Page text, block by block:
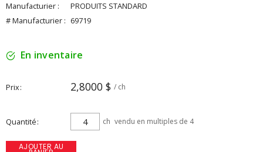
Manufacturier :
PRODUITS STANDARD
# Manufacturier : 69719
En inventaire
Prix 2,8000 $ / ch
Quantité ch vendu en multiples de 4
AJOUTER AU